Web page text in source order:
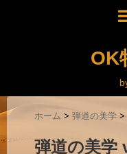
OK
ホーム > 弾道の美学 >
弾道の美